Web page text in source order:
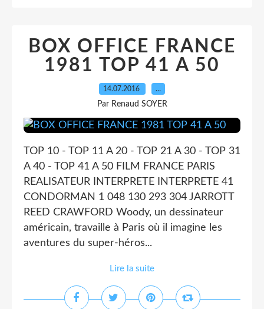
BOX OFFICE FRANCE
1981 TOP 41 A 50
14.07.2016 …
Par Renaud SOYER
TOP 10 - TOP 11 A 20 - TOP 21 A 30 - TOP 31
A 40 - TOP 41 A 50 FILM FRANCE PARIS
REALISATEUR INTERPRETE INTERPRETE 41
CONDORMAN 1 048 130 293 304 JARROTT
REED CRAWFORD Woody, un dessinateur
américain, travaille à Paris où il imagine les
aventures du super-héros...
Lire la suite